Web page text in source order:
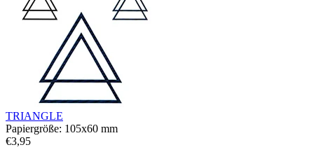
TRIANGLE
Papiergröße: 105x60 mm
€3,95